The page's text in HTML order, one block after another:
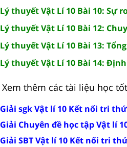
Lý thuyết Vật Lí 10 Bài 10: Sự
Lý thuyết Vật Lí 10 Bài 12:
Lý thuyết Vật Lí 10 Bài 13:
Lý thuyết Vật Lí 10 Bài 14:
Xem thêm các tài liệu học
Giải sgk Vật lí 10 Kết nối tri
Giải Chuyên đề học tập Vật lí
Giải SBT Vật lí 10 Kết nối tri